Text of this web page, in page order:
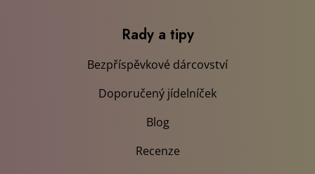
Rady a tipy
Bezpříspěvkové dárcovství
Doporučený jídelníček
Blog
Recenze